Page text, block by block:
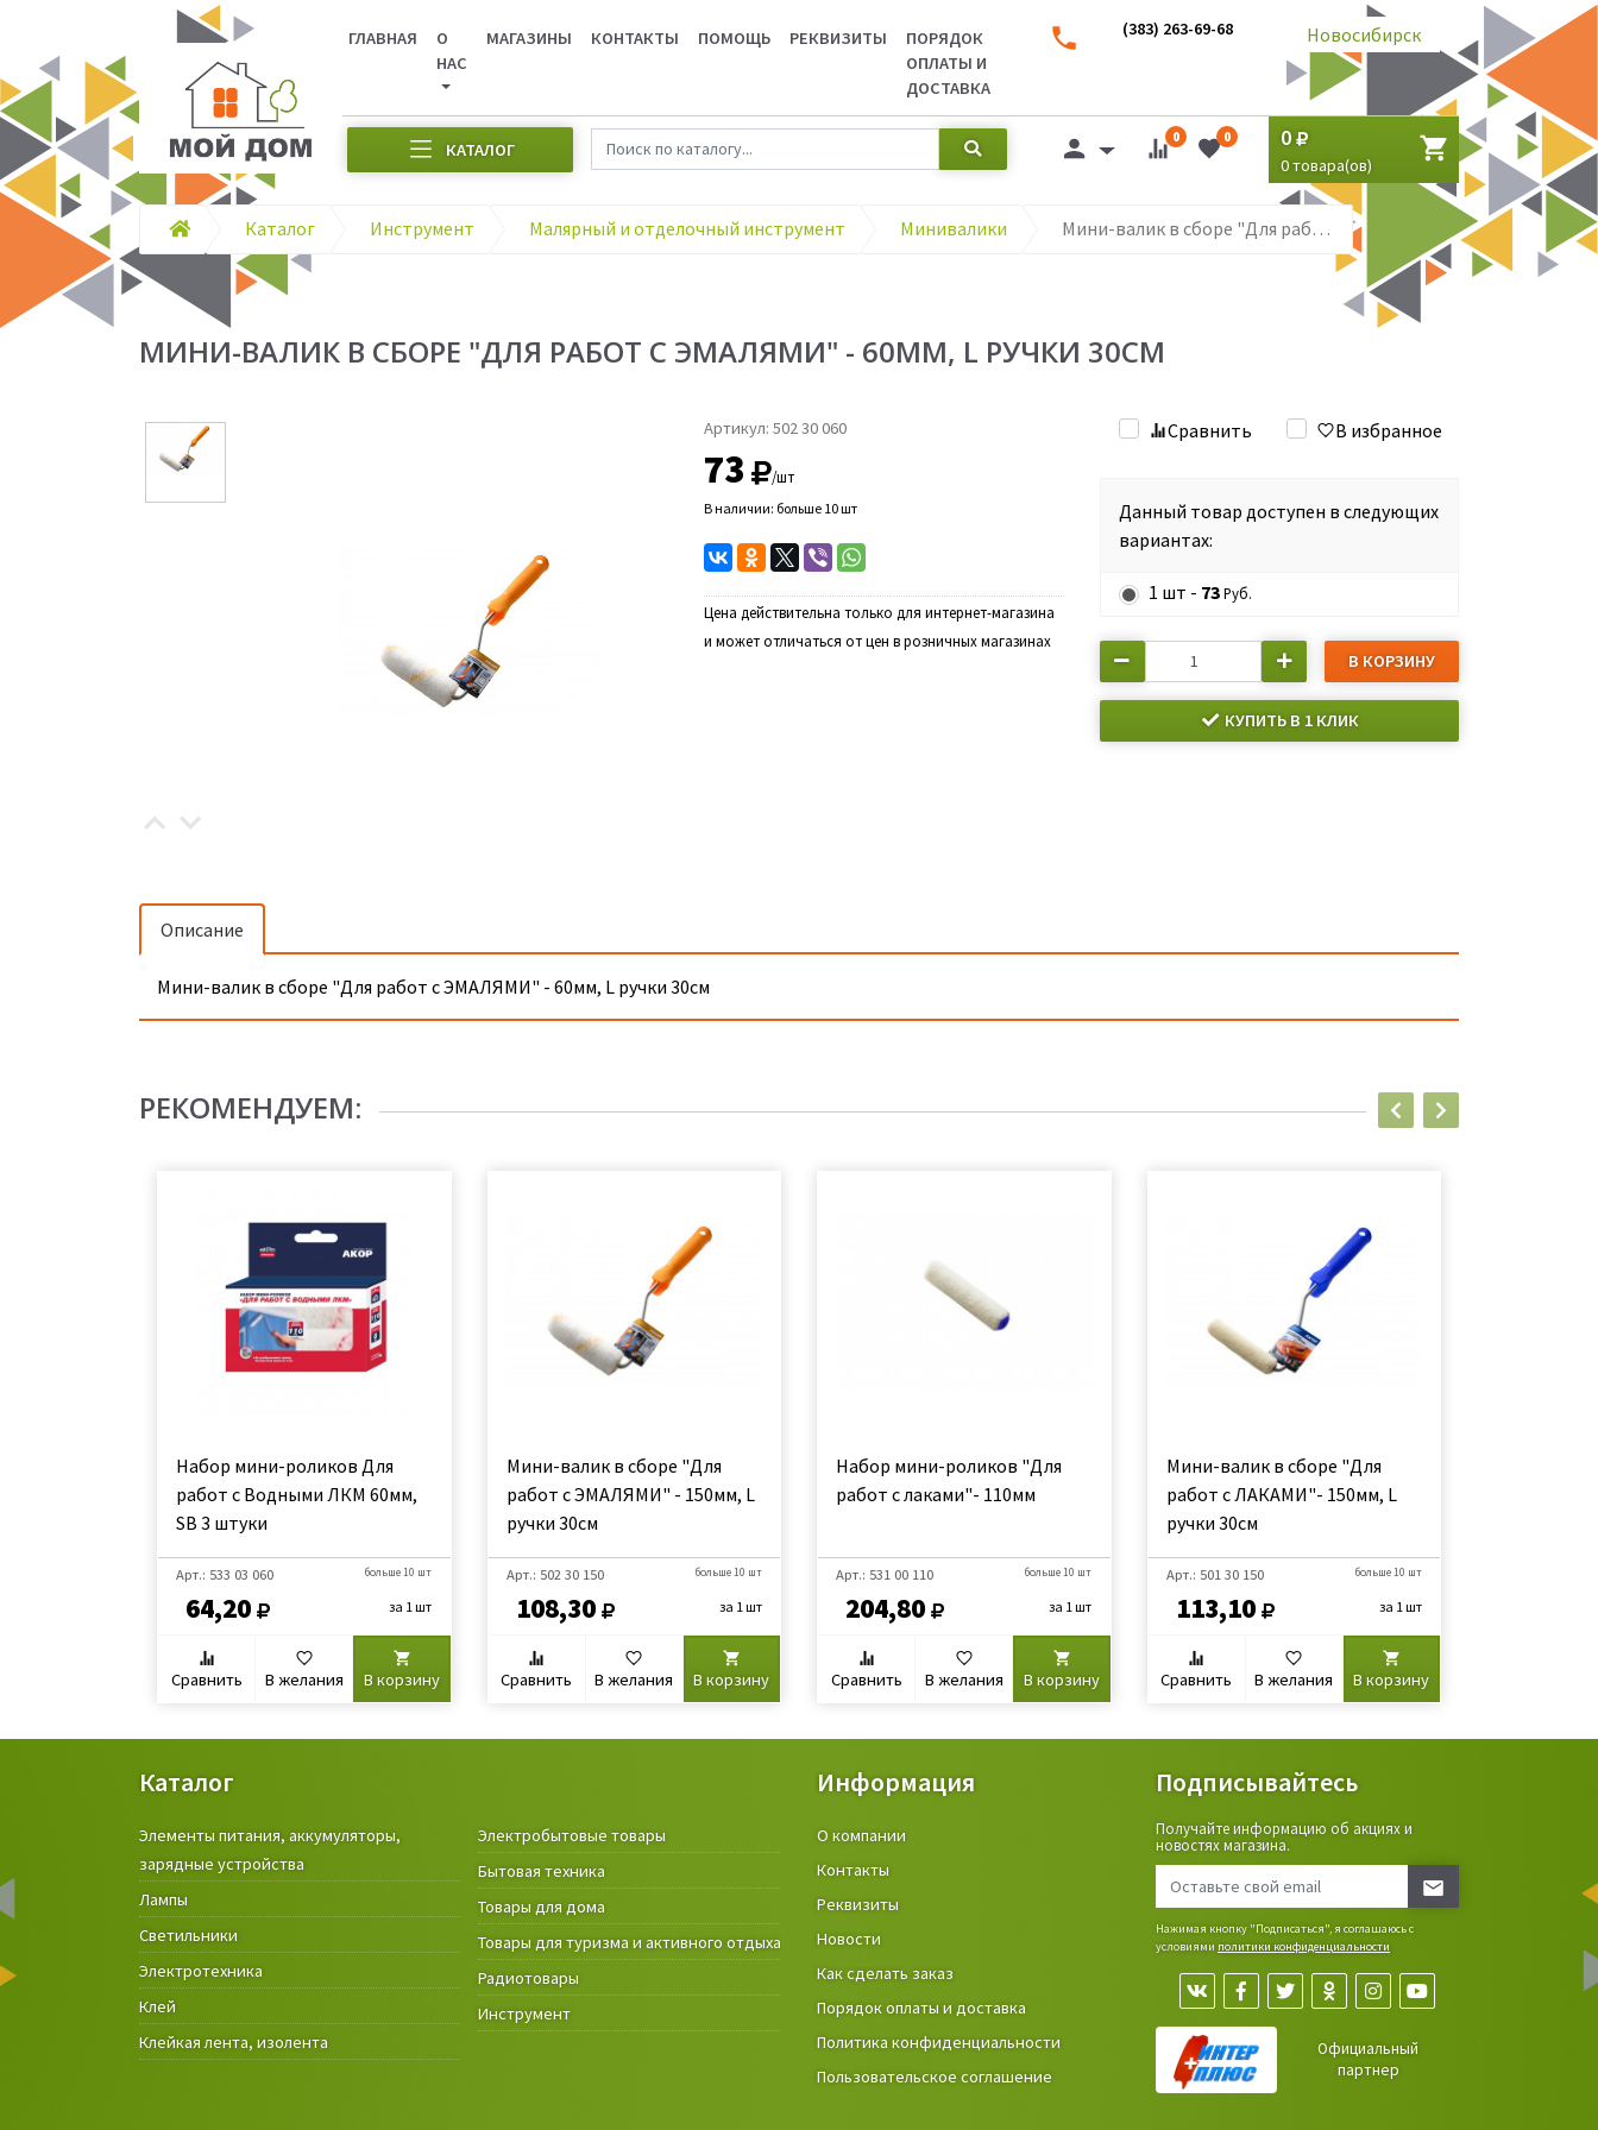
ГЛАВНАЯ
О
НАС
МАГАЗИНЫ КОНТАКТЫ ПОМОЩЬ РЕКВИЗИТЫ
ПОРЯДОК
ОПЛАТЫ И
ДОСТАВКА
(383) 263-69-68 Новосибирск
КАТАЛОГ
0 0 0
0товара(ов)
Каталог Инструмент Малярный и отделочный инструмент Минивалики Мини-валик в сборе "Для работ с ЭМАЛЯМИ" - 60мм, L ручки 30см
МИНИ-ВАЛИК В СБОРЕ "ДЛЯ РАБОТ С ЭМАЛЯМИ" - 60ММ, L РУЧКИ 30СМ
Артикул: 502 30 060
73 /шт
В наличии: больше 10 шт
Цена действительна только для интернет-магазина
и может отличаться от цен в розничных магазинах
Сравнить В избранное
Данный товар доступен в следующих
вариантах:
1 шт - 73 Руб.
В КОРЗИНУ
КУПИТЬ В 1 КЛИК
Описание
Мини-валик в сборе "Для работ с ЭМАЛЯМИ" - 60мм, L ручки 30см
РЕКОМЕНДУЕМ:
Набор мини-роликов Для
работ с Водными ЛКМ 60мм,
SB 3 штуки
Арт.: 533 03 060
64,20
больше 10 шт
за 1 шт
Сравнить В желания В корзину
Мини-валик в сборе "Для
работ с ЭМАЛЯМИ" - 150мм, L
ручки 30см
Арт.: 502 30 150
108,30
больше 10 шт
за 1 шт
Сравнить В желания В корзину
Набор мини-роликов "Для
работ с лаками"- 110мм
Арт.: 531 00 110
204,80
больше 10 шт
за 1 шт
Сравнить В желания В корзину
Мини-валик в сборе "Для
работ с ЛАКАМИ"- 150мм, L
ручки 30см
Арт.: 501 30 150
113,10
больше 10 шт
за 1 шт
Сравнить В желания В корзину
Каталог
Элементы питания, аккумуляторы,
зарядные устройства
Лампы
Светильники
Электротехника
Клей
Клейкая лента, изолента
Электробытовые товары
Бытовая техника
Товары для дома
Товары для туризма и активного отдыха
Радиотовары
Инструмент
Крепёжные изделия и строительные
материалы
Товары и инструмент для дачи, сада,
Фонари
Информация
О компании
Контакты
Реквизиты
Новости
Как сделать заказ
Порядок оплаты и доставка
Политика конфиденциальности
Пользовательское соглашение
Подписывайтесь
Получайте информацию об акциях и
новостях магазина.
Нажимая кнопку "Подписаться", я соглашаюсь с
условиями политики конфиденциальности
Официальный
партнер